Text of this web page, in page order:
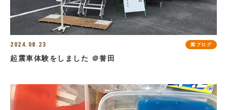
2024.08.23 園ブログ
起震車体験をしました ＠誉田